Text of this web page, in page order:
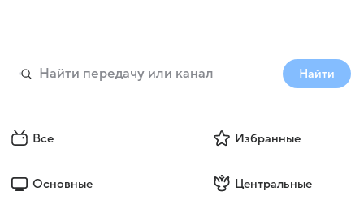
Найти
Все Избранные
Основные Центральные